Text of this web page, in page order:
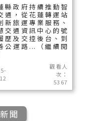
縣政府持續推動智
通，從花蓮轉運站
新旅運專業服務、
交通資訊中心的號
歷及交控後台、到
公運路...（繼續閱
觀看人
次：
5367
聞